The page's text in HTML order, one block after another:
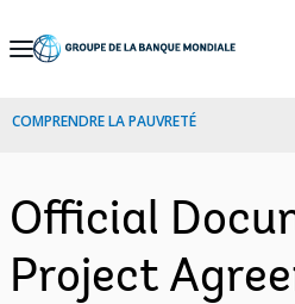
Skip
Navigation
COMPRENDRE LA PAUVRETÉ
Official
Project